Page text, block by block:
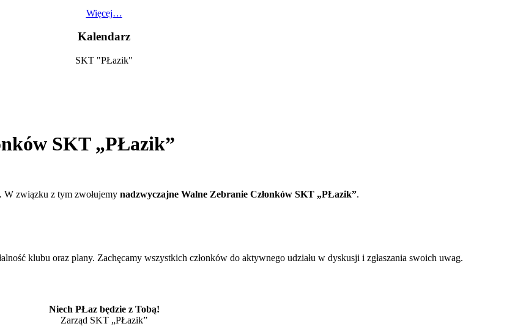
Więcej…
Kalendarz
SKT "PŁazik"
SKT „PŁazik”
W związku z tym zwołujemy nadzwyczajne Walne Zebranie Członków SKT „PŁazik”.
klubu oraz plany. Zachęcamy wszystkich członków do aktywnego udziału w dyskusji i zgłaszania swoich uwag.
Niech PŁaz będzie z Tobą!
Zarząd SKT „PŁazik”